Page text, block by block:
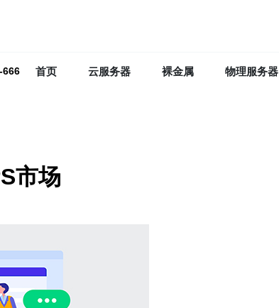
666 首页 云服务器 裸金属 物理服务器
市场